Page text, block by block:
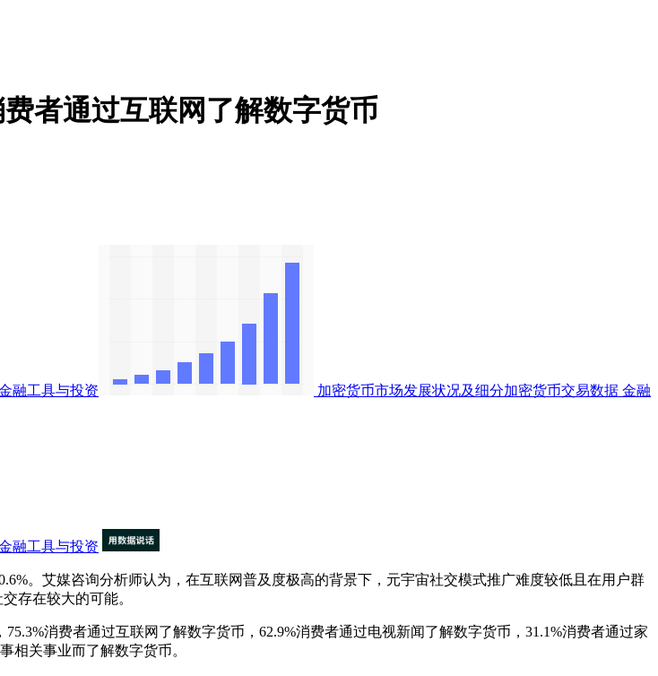
者通过互联网了解数字货币
融工具与投资 加密货币市场发展状况及细分加密货币交易数据 金融
融工具与投资
。艾媒咨询分析师认为，在互联网普及度极高的背景下，元宇宙社交模式推广难度较低且在用户群
存在较大的可能。
消费者通过互联网了解数字货币，62.9%消费者通过电视新闻了解数字货币，31.1%消费者通过家
相关事业而了解数字货币。